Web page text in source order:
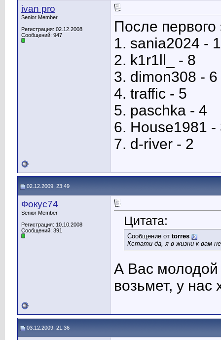
ivan pro
Senior Member
Регистрация: 02.12.2008
Сообщений: 947
После первого
1. sania2024 -
2. k1r1ll_ - 8
3. dimon308 - 6
4. traffic - 5
5. paschka - 4
6. House1981 -
7. d-river - 2
02.12.2009, 23:49
Фокус74
Senior Member
Регистрация: 10.10.2008
Сообщений: 391
Цитата:
Сообщение от torres
Кстати да, я в жизни к вам
А Вас молодой
возьмет, у
03.12.2009, 21:36